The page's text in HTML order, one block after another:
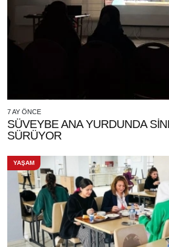
7 AY ÖNCE
SÜVEYBE ANA YURDUNDA
SÜRÜYOR
YAŞAM